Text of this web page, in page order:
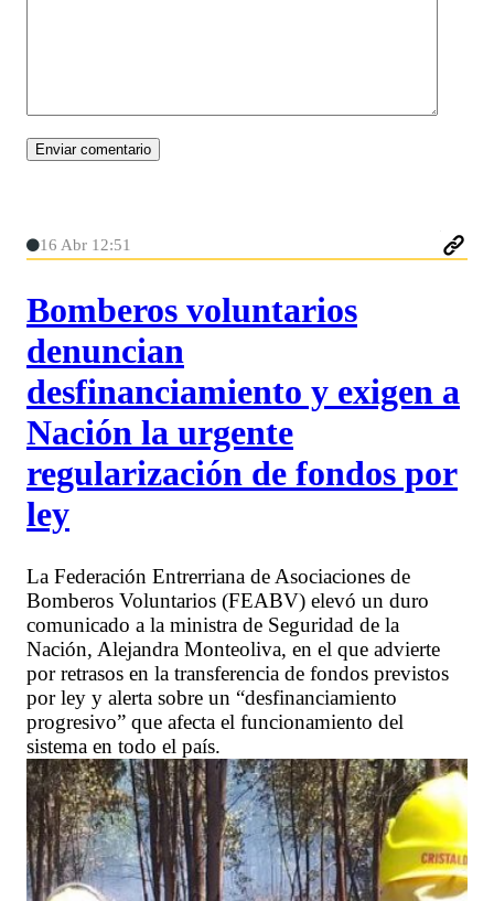
16 Abr 12:51
Bomberos voluntarios
denuncian
desfinanciamiento y exigen a
Nación la urgente
regularización de fondos por
ley
La Federación Entrerriana de Asociaciones de
Bomberos Voluntarios (FEABV) elevó un duro
comunicado a la ministra de Seguridad de la
Nación, Alejandra Monteoliva, en el que advierte
por retrasos en la transferencia de fondos previstos
por ley y alerta sobre un “desfinanciamiento
progresivo” que afecta el funcionamiento del
sistema en todo el país.